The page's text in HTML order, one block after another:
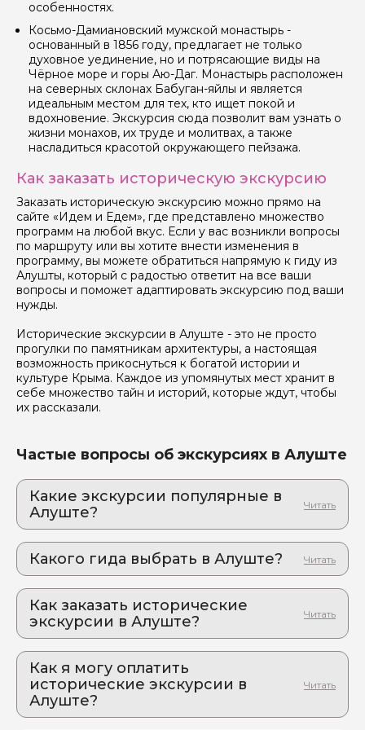
особенностях.
Косьмо-Дамиановский мужской монастырь -
основанный в 1856 году, предлагает не только
духовное уединение, но и потрясающие виды на
Чёрное море и горы Аю-Даг. Монастырь расположен
на северных склонах Бабуган-яйлы и является
идеальным местом для тех, кто ищет покой и
вдохновение. Экскурсия сюда позволит вам узнать о
жизни монахов, их труде и молитвах, а также
насладиться красотой окружающего пейзажа.
Как заказать историческую экскурсию
Заказать историческую экскурсию можно прямо на
сайте «Идем и Едем», где представлено множество
программ на любой вкус. Если у вас возникли вопросы
по маршруту или вы хотите внести изменения в
программу, вы можете обратиться напрямую к гиду из
Алушты, который с радостью ответит на все ваши
вопросы и поможет адаптировать экскурсию под ваши
нужды.
Исторические экскурсии в Алуште - это не просто
прогулки по памятникам архитектуры, а настоящая
возможность прикоснуться к богатой истории и
культуре Крыма. Каждое из упомянутых мест хранит в
себе множество тайн и историй, которые ждут, чтобы
их рассказали.
Частые вопросы об экскурсиях в Алуште
Какие экскурсии популярные в
Алуште?
Романтика курортного города: по следам Николая
II, Кутузова и даже …. Сталина. Алушта глазами
гида-историка
Какого гида выбрать в Алуште?
2. Юлия.Д 176
Как заказать исторические
экскурсии в Алуште?
Едем»:
выберите экскурсию, на которую вы хотите
пойти или поехать
Как я могу оплатить
исторические экскурсии в
Алуште?